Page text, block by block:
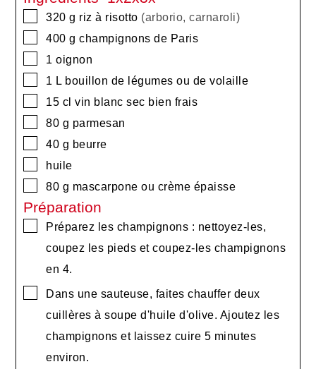
▢
320 g riz à risotto (arborio, carnaroli)
▢
400 g champignons de Paris
▢
1 oignon
▢
1 L bouillon de légumes ou de volaille
▢
15 cl vin blanc sec bien frais
▢
80 g parmesan
▢
40 g beurre
▢
huile
▢
80 g mascarpone ou crème épaisse
Préparation
▢
Préparez les champignons : nettoyez-les,
coupez les pieds et coupez-les champignons
en 4.
▢
Dans une sauteuse, faites chauffer deux
cuillères à soupe d'huile d'olive. Ajoutez les
champignons et laissez cuire 5 minutes
environ.